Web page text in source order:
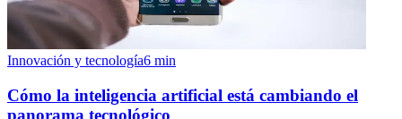
Innovación y tecnología6 min
Cómo la inteligencia artificial está cambiando el
panorama tecnológico